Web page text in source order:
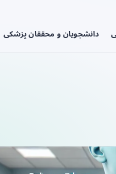
دانشجویان و محققان پزشکی